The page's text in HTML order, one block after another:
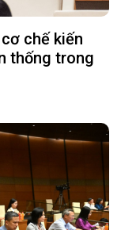
chế kiến
thống trong